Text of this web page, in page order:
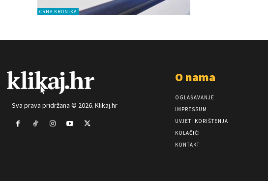
CRNA KRONIKA
Sva prava pridržana © 2026. Klikaj.hr
O nama
OGLAŠAVANJE
IMPRESSUM
UVJETI KORIŠTENJA
KOLAČIĆI
KONTAKT